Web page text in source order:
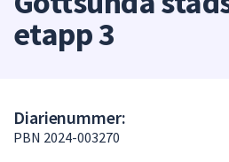
etapp 3
Diarienummer:
PBN 2024-003270